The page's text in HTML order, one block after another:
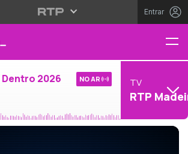
Entrar
Dentro 2026 NO AR TV
RTP